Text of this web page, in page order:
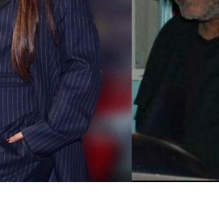
की शुरूआत 2010 में ‘तीन
पर कुछ खास कमाई नहीं कर पाई.
रात में बॉलीवुड (
Bollywood)
फिल्में हिट करवा चुकी है.
Actresses: मां से भी ज्यादा